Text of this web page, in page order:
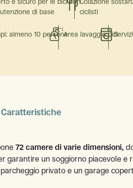
e sicuro per le bici con
di base
Colazione
ciclisti
almeno 10 personeArea lavaggio bici
Caratteristiche
72 camere di varie dimensioni,
garantire un soggiorno piacevole e
privato e un garage